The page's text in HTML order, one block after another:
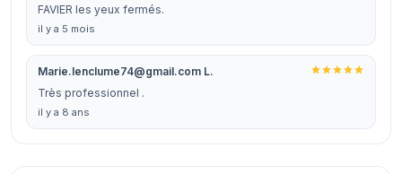
FAVIER les yeux fermés.
il y a 5 mois
Marie.lenclume74@gmail.com L.
Très professionnel .
il y a 8 ans